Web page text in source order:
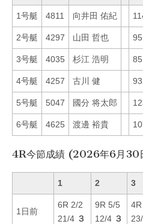
1号艇 4811 向井田 佑紀
2号艇 4297 山田 哲也 95
3号艇 4035 杉江 浩明 85
4号艇 4257 古川 健 93
5号艇 5047 國分 将太郎
6号艇 4625 渡邊 裕貴
4R今節成績 (2026年6月30
1 2 3
1日前
6R 2/2
21/4 ３
9R 5/5
12/4 ３
4R